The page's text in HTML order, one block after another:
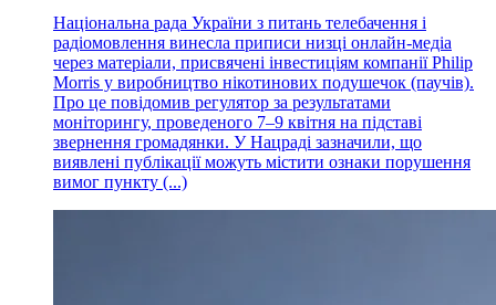
Національна рада України з питань телебачення і
радіомовлення винесла приписи низці онлайн-медіа
через матеріали, присвячені інвестиціям компанії Philip
Morris у виробництво нікотинових подушечок (паучів).
Про це повідомив регулятор за результатами
моніторингу, проведеного 7–9 квітня на підставі
звернення громадянки. У Нацраді зазначили, що
виявлені публікації можуть містити ознаки порушення
вимог пункту (...)